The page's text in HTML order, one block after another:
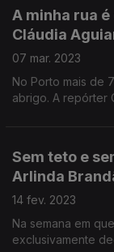
A minha rua
Cláudia
07 mar. 2023
No Porto mais de
abrigo. A repórter
Sem teto e
Arlinda
14 fev. 2023
Na semana em
exclusivamente